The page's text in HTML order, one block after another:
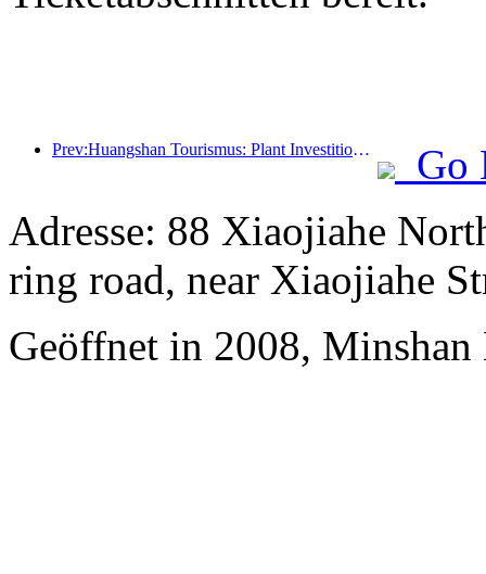
Prev:Huangshan Tourismus: Plant Investitionen in Höhe von 530 Millionen Yuan für Hotelrenovierungen
Go
Adresse: 88 Xiaojiahe
ring road, near Xiaojiahe
Geöffnet in 2008, Minshan